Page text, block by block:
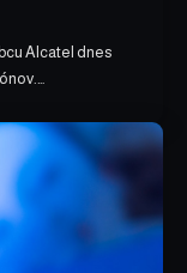
Alcatel dnes